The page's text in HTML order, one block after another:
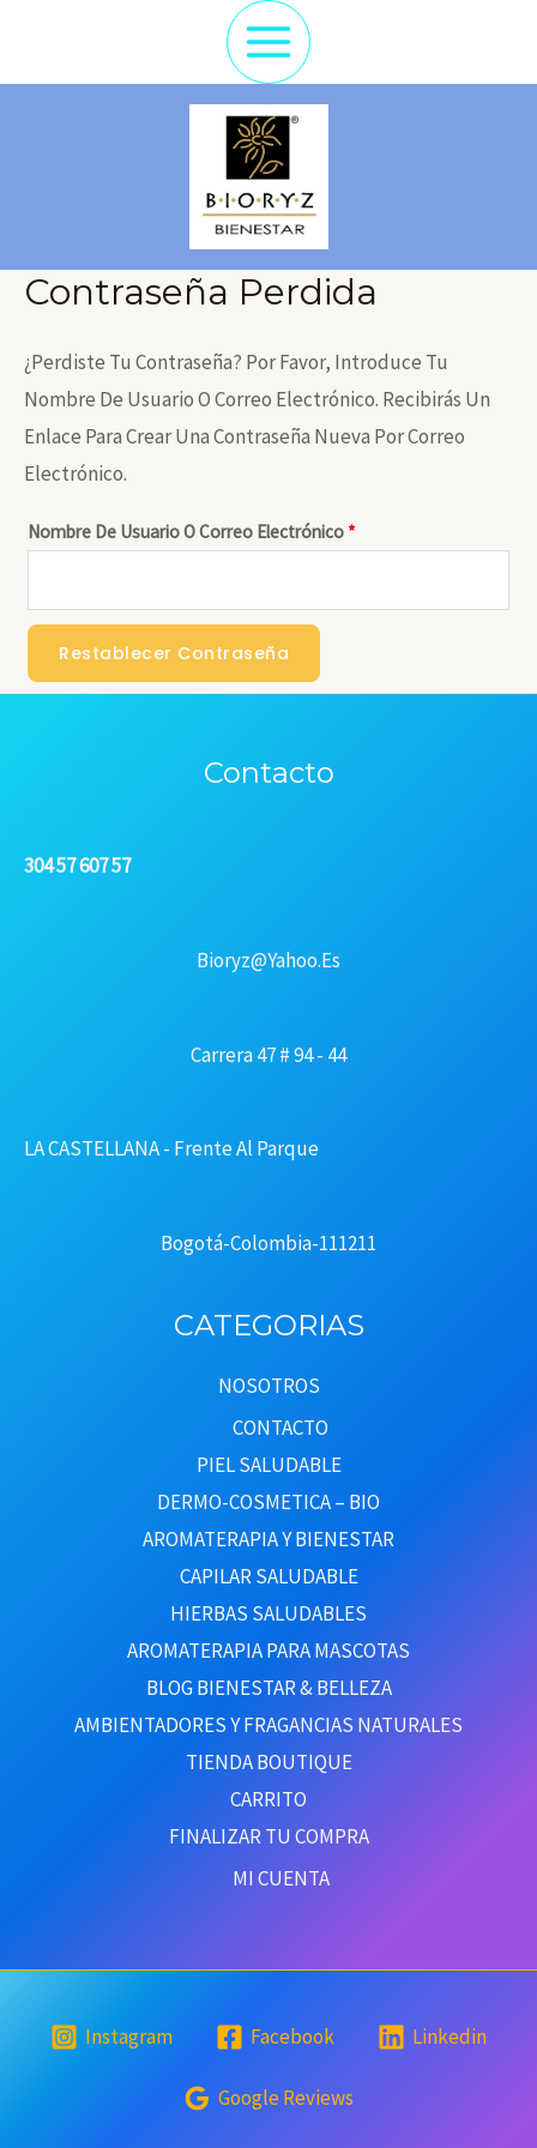
Contenido
Main
Menu
Contraseña Perdida
¿Perdiste Tu Contraseña? Por Favor, Introduce Tu
Nombre De Usuario O Correo Electrónico. Recibirás Un
Enlace Para Crear Una Contraseña Nueva Por Correo
Electrónico.
Nombre De Usuario O Correo Electrónico *Obligatorio
Restablecer Contraseña
Contacto
304 57 607 57
Bioryz@yahoo.es
Carrera 47 # 94 - 44
LA CASTELLANA - Frente Al Parque
Bogotá-Colombia-111211
CATEGORIAS
NOSOTROS
CONTACTO
PIEL SALUDABLE
DERMO-COSMETICA – BIO
AROMATERAPIA Y BIENESTAR
CAPILAR SALUDABLE
HIERBAS SALUDABLES
AROMATERAPIA PARA MASCOTAS
BLOG BIENESTAR & BELLEZA
AMBIENTADORES Y FRAGANCIAS NATURALES
TIENDA BOUTIQUE
CARRITO
FINALIZAR TU COMPRA
MI CUENTA
Instagram Facebook Linkedin
Google Reviews